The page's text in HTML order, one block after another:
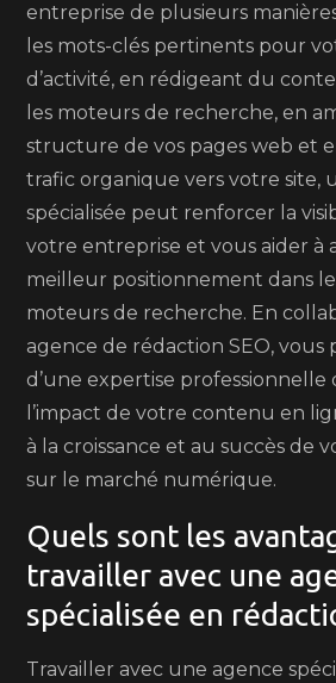
entreprise de plusieurs
les mots-clés pertinents pour
d’activité, en rédigeant du
les moteurs de recherche, en
structure de vos pages web et
trafic organique vers votre site,
spécialisée peut renforcer la
votre entreprise et vous aider à
meilleur positionnement dans
moteurs de recherche. En
agence de rédaction SEO,
d’une expertise professionnelle
l’impact de votre contenu en
à la croissance et au succès de
sur le marché numérique.
Quels sont les
travailler avec une
spécialisée en
Travailler avec une agence